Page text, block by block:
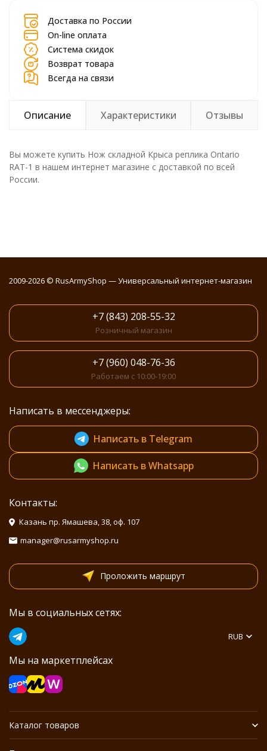
Доставка по России
On-line оплата
Система скидок
Возврат товара
Всегда на связи
Описание Характеристики Отзывы
Вы можете купить Нож складной Крыса реплика Ontario
RAT-1 в нашем интернет магазине с доставкой по всей
России.
2009-2026 © RusArmyShop — Универсальный интернет-магазин
+7 (843) 208-55-32
Розничный магазин
+7 (960) 048-76-36
Работаем с 10:00-19:00
Написать в мессенджеры:
Написать в Telegram
Написать в Whatsapp
Контакты:
Казань пр. Ямашева, 38, оф. 107
manager@rusarmyshop.ru
Проложить маршрут
Мы в социальных сетях:
Мы на маркетплейсах
RUB
Каталог товаров